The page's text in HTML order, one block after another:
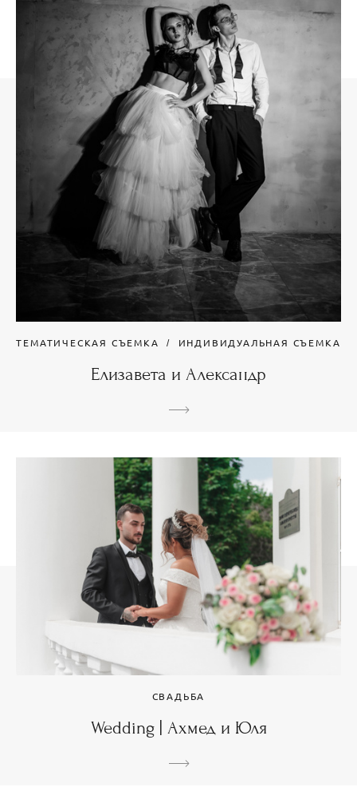
ТЕМАТИЧЕСКАЯ СЪЕМКА ИНДИВИДУАЛЬНАЯ СЪЕМКА
Елизавета и Александр
СВАДЬБА
Wedding | Ахмед и Юля